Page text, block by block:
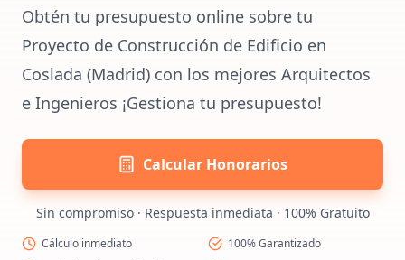
Obtén tu presupuesto online sobre tu
Proyecto de Construcción de Edificio en
Coslada (Madrid) con los mejores Arquitectos
e Ingenieros ¡Gestiona tu presupuesto!
Calcular Honorarios
Sin compromiso · Respuesta inmediata · 100% Gratuito
Cálculo inmediato
100% Garantizado